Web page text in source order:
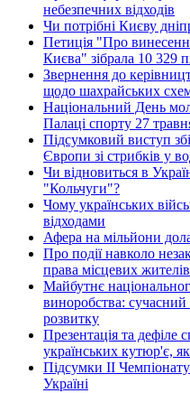
небезпечних відходів
Чи потрібні Києву
Петиція "Про
Києва" зібрала 10 329
Звернення до
щодо шахрайських
Національний День
Палаці спорту 27
Підсумковий виступ
Європи зі стрибків у
Чи відновиться в
"Кольчуги"?
Чому українських
відходами
Афера на мільйони
Про події навколо
права місцевих жителів
Майбутнє
виноробства:
розвитку
Презентація та дефіле
українських кутюр'є,
Підсумки ІІ
Україні